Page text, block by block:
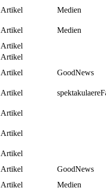
Artikel
Medien
Artikel
Medien
Artikel
Artikel
Artikel
GoodNews
Artikel
Artikel
Artikel
Artikel
Artikel
GoodNews
Artikel
Medien